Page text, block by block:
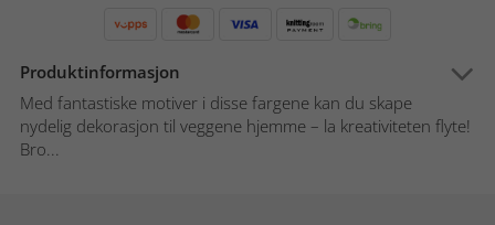
Produktinformasjon
Med fantastiske motiver i disse fargene kan du skape
nydelig dekorasjon til veggene hjemme – la kreativiteten flyte!
Bro...